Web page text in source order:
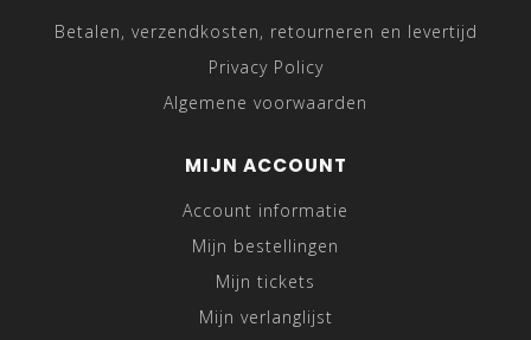
Betalen, verzendkosten, retourneren en levertijd
Privacy Policy
Algemene voorwaarden
MIJN ACCOUNT
Account informatie
Mijn bestellingen
Mijn tickets
Mijn verlanglijst